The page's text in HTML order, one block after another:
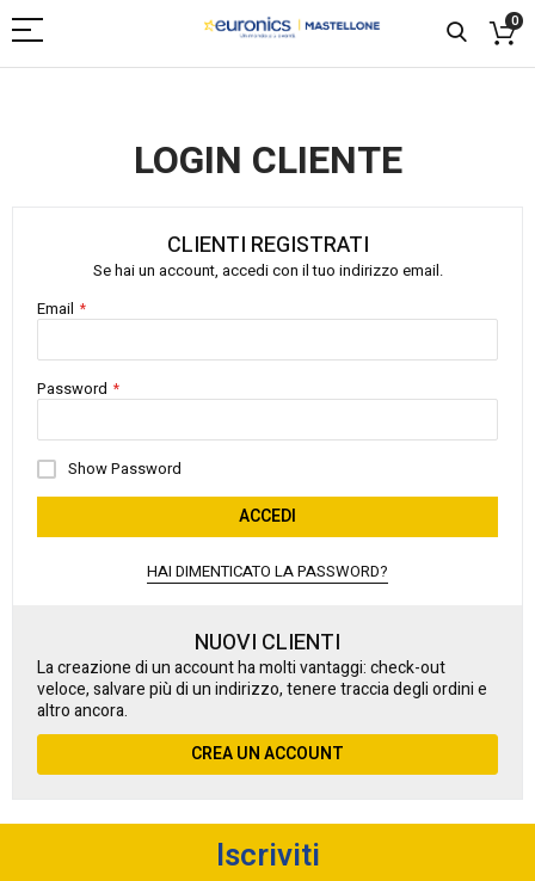
0
LOGIN CLIENTE
CLIENTI REGISTRATI
Se hai un account, accedi con il tuo indirizzo email.
Email
Password
Show Password
ACCEDI
HAI DIMENTICATO LA PASSWORD?
NUOVI CLIENTI
La creazione di un account ha molti vantaggi: check-out
veloce, salvare più di un indirizzo, tenere traccia degli ordini e
altro ancora.
CREA UN ACCOUNT
Iscriviti